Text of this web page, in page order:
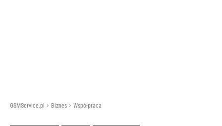
GSMService.pl Biznes Współpraca